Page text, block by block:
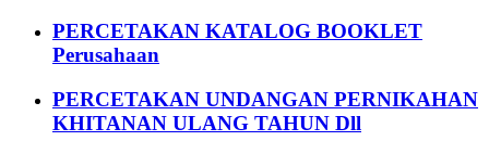
PERCETAKAN KATALOG BOOKLET
Perusahaan
PERCETAKAN UNDANGAN PERNIKAHAN
KHITANAN ULANG TAHUN Dll